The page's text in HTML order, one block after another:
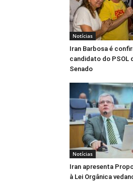
Notícias
Iran Barbosa é
candidato do PSOL
Senado
Notícias
Iran apresenta
à Lei Orgânica